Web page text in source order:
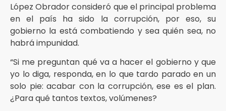
López Obrador consideró que el principal problema
en el país ha sido la corrupción, por eso, su
gobierno la está combatiendo y sea quién sea, no
habrá impunidad.
“Si me preguntan qué va a hacer el gobierno y que
yo lo diga, responda, en lo que tardo parado en un
solo pie: acabar con la corrupción, ese es el plan.
¿Para qué tantos textos, volúmenes?